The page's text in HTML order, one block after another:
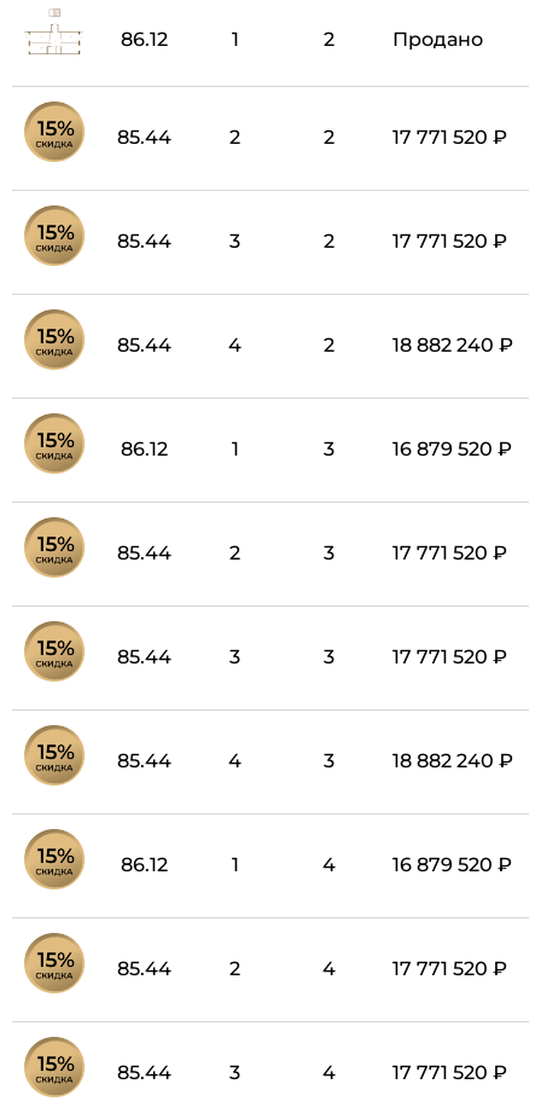
86.12 1 2 Продано
85.44 2 2 17 771 520 ₽
85.44 3 2 17 771 520 ₽
85.44 4 2 18 882 240 ₽
86.12 1 3 16 879 520 ₽
85.44 2 3 17 771 520 ₽
85.44 3 3 17 771 520 ₽
85.44 4 3 18 882 240 ₽
86.12 1 4 16 879 520 ₽
85.44 2 4 17 771 520 ₽
85.44 3 4 17 771 520 ₽